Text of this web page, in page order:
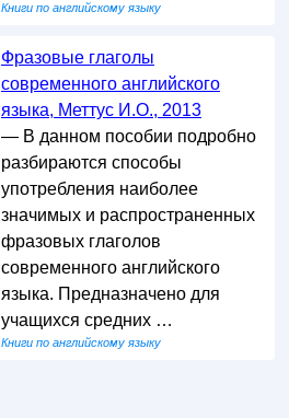
Книги по английскому языку
Фразовые глаголы
современного английского
языка, Меттус И.О., 2013
— В данном пособии подробно
разбираются способы
употребления наиболее
значимых и распространенных
фразовых глаголов
современного английского
языка. Предназначено для
учащихся средних …
Книги по английскому языку